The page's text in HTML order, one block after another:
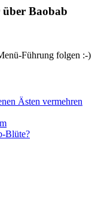
Baobab
Führung folgen :-)
Ästen vermehren
Blüte?